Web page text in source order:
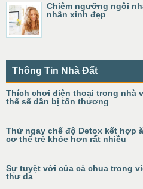
Chiêm ngưỡng ngôi
nhân xinh đẹp
Thông Tin Nhà Đất
Thích chơi điện thoại trong nhà
thể sẽ dần bị tổn thương
Thử ngay chế độ Detox kết hợp
cơ thể trẻ khỏe hơn rất nhiều
Sự tuyệt vời của cà chua trong
thư da